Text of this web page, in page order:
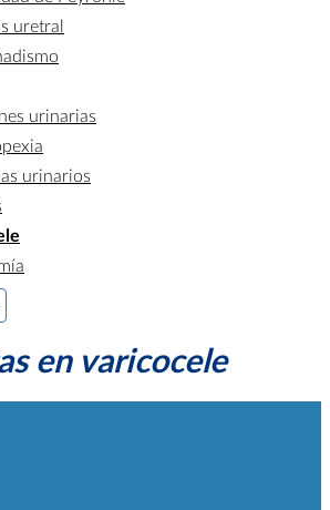
uretral
urinarias
urinarios
en varicocele